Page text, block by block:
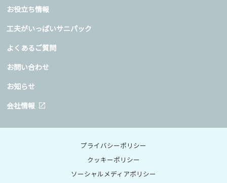
お役立ち情報
工夫がいっぱいサニパック
よくあるご質問
お問い合わせ
お知らせ
会社情報
プライバシーポリシー
クッキーポリシー
ソーシャルメディアポリシー